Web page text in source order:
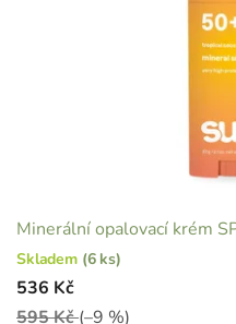
Minerální opalovací krém
Skladem (6 ks)
536 Kč
595 Kč (–9 %)